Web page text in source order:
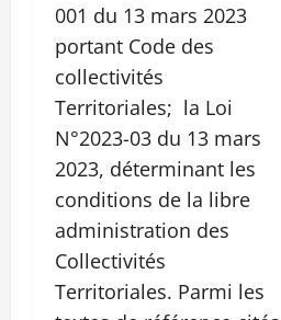
001 du 13 mars 2023
portant Code des
collectivités
Territoriales; la Loi
N°2023-03 du 13 mars
2023, déterminant les
conditions de la libre
administration des
Collectivités
Territoriales. Parmi les